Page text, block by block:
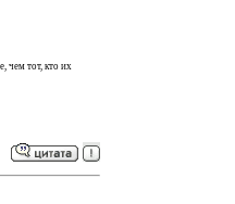
чем тот, кто их